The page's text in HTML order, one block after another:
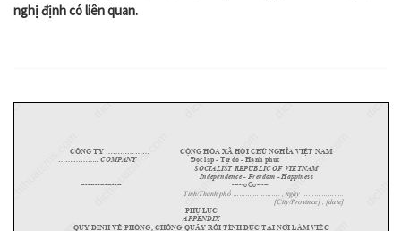
nghị định có liên quan.
dichthuatsms.comdichthuatsms.comdichthuatsms.com
dichthuatsms.com dichthuatsms.comdichthuatsms.com
CÔNG TY .................. CỘNG HÒA XÃ HỘI CHỦ NGHĨA VIỆT NAM
................. COMPANY
Độc lập - Tự do - Hạnh phúc
SOCIALIST REPUBLIC OF VIETNAM
Independence - Freedom - Happiness
----------------- -----oOo-----
Tỉnh/Thành phố ...................... , ngày ....................
[City/Province] , [date]
PHỤ LỤC
APPENDIX
QUY ĐỊNH VỀ PHÒNG, CHỐNG QUẤY RỐI TÌNH DỤC TẠI NƠI LÀM VIỆC